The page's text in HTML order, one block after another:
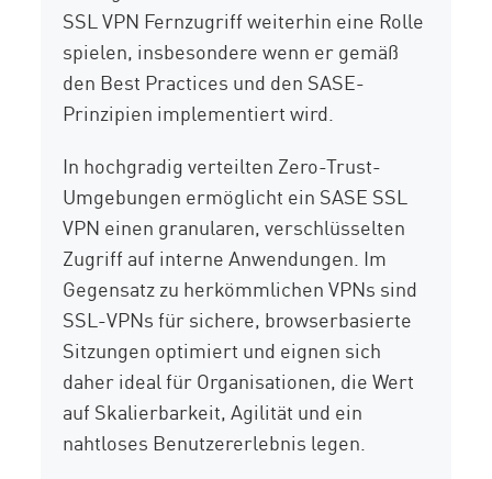
SSL VPN Fernzugriff weiterhin eine Rolle
spielen, insbesondere wenn er gemäß
den Best Practices und den SASE-
Prinzipien implementiert wird.
In hochgradig verteilten Zero-Trust-
Umgebungen ermöglicht ein SASE SSL
VPN einen granularen, verschlüsselten
Zugriff auf interne Anwendungen. Im
Gegensatz zu herkömmlichen VPNs sind
SSL-VPNs für sichere, browserbasierte
Sitzungen optimiert und eignen sich
daher ideal für Organisationen, die Wert
auf Skalierbarkeit, Agilität und ein
nahtloses Benutzererlebnis legen.